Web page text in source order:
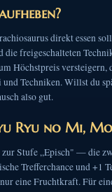
direkt essen
freigeschalteten
Höchstpreis
Techniken. Willst du
also gut.
Ryu no Mi,
zur Stufe „Episch" — die
Trefferchance und +1
eine Fruchtkraft. Für